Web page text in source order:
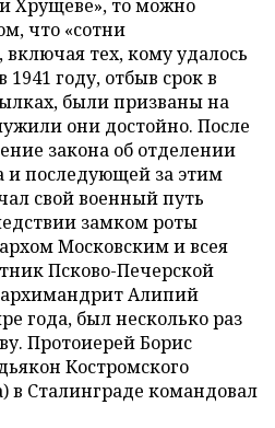
Хрущеве», то можно
что «сотни
тех, кому удалось
1941 году, отбыв срок в
были призваны на
они достойно. После
закона об отделении
и последующей за этим
свой военный путь
замком роты
Московским и всея
Псково-Печерской
архимандрит Алипий
года, был несколько раз
Протоиерей Борис
Костромского
в Сталинграде командовал